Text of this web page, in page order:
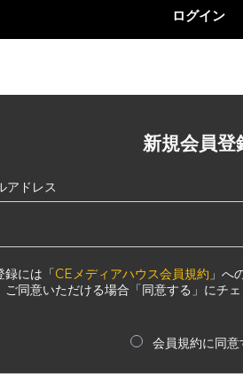
ログイン
新規会員登
アドレス
録には「CEメディアハウス会員規約 」へ
ご同意いただける場合「同意する」にチ
会員規約に同意